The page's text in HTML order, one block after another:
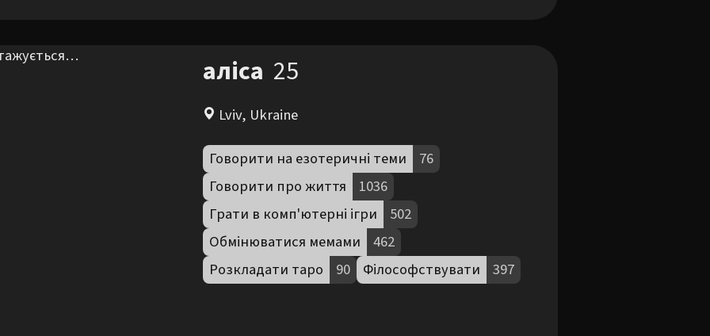
аліса 25
Lviv, Ukraine
Говорити на езотеричні теми
76
Говорити про життя
1036
Грати в комп'ютерні ігри
502
Обмінюватися мемами
462
Розкладати таро
90 Філософствувати 397